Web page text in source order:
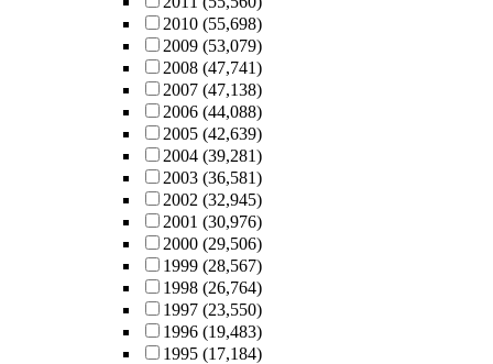
2010 (55,698)
2009 (53,079)
2008 (47,741)
2007 (47,138)
2006 (44,088)
2005 (42,639)
2004 (39,281)
2003 (36,581)
2002 (32,945)
2001 (30,976)
2000 (29,506)
1999 (28,567)
1998 (26,764)
1997 (23,550)
1996 (19,483)
1995 (17,184)